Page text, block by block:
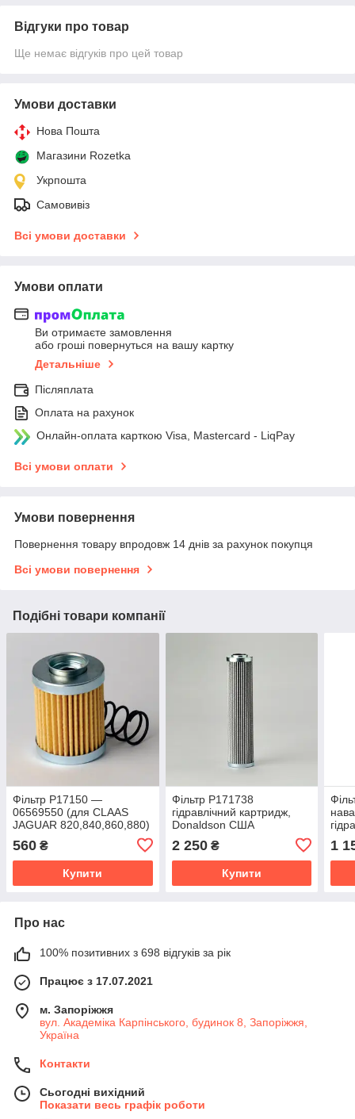
Відгуки про товар
Ще немає відгуків про цей товар
Умови доставки
Нова Пошта
Магазини Rozetka
Укрпошта
Самовивіз
Всі умови доставки
Умови оплати
Ви отримаєте замовлення
або гроші повернуться на вашу картку
Детальніше
Післяплата
Оплата на рахунок
Онлайн-оплата карткою Visa, Mastercard - LiqPay
Всі умови оплати
Умови повернення
Повернення товару впродовж 14 днів за рахунок покупця
Всі умови повернення
Подібні товари компанії
Фільтр P17150 —
06569550 (для CLAAS
JAGUAR 820,840,860,880)
гідравлічний від Donaldson
США
560 ₴
Купити
Фільтр P171738
гідравлічний картридж,
Donaldson США
2 250₴
Купити
1
Про нас
100% позитивних з 698 відгуків за рік
Працює з 17.07.2021
м. Запоріжжя
вул. Академіка Карпінського, будинок 8, Запоріжжя,
Україна
Контакти
Сьогодні вихідний
Показати весь графік роботи